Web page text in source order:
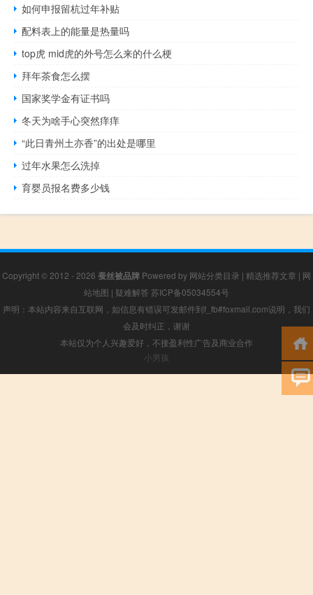
如何申报留杭过年补贴
配料表上的能量是热量吗
top虎 mid虎的外号怎么来的什么梗
拜年茶食怎么摆
国家奖学金有证书吗
冬天为啥手心突然痒痒
“此日青州土亦香”的出处是哪里
过年水果怎么洗掉
育婴员报名费多少钱
Copyright © 2012 - 2026 蚕丝被品牌 Powered by 网站分类目录 | 精选推荐文章 | 网
站地图 | 疑难解答 苏ICP备05034554号
声明：本站内容来自互联网，如信息有错误可发邮件到f_fb#foxmail.com说明，我们
会及时纠正，谢谢
本站仅为个人兴趣爱好，不接盈利性广告及商业合作
小男孩